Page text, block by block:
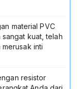
material PVC
kuat, telah
inti
resistor